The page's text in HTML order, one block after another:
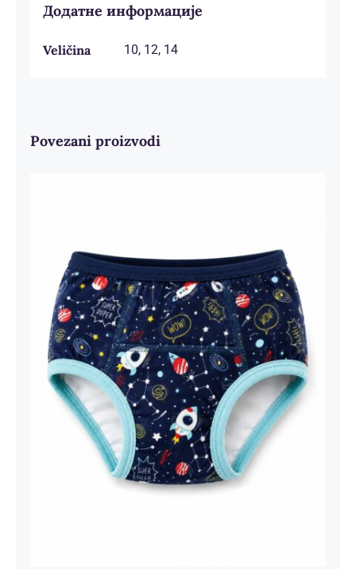
Додатне информације
Veličina 10, 12, 14
Povezani proizvodi
Dečije muške gaćice teget svemir
rakete print 100% pamuk | Bear
Underwear